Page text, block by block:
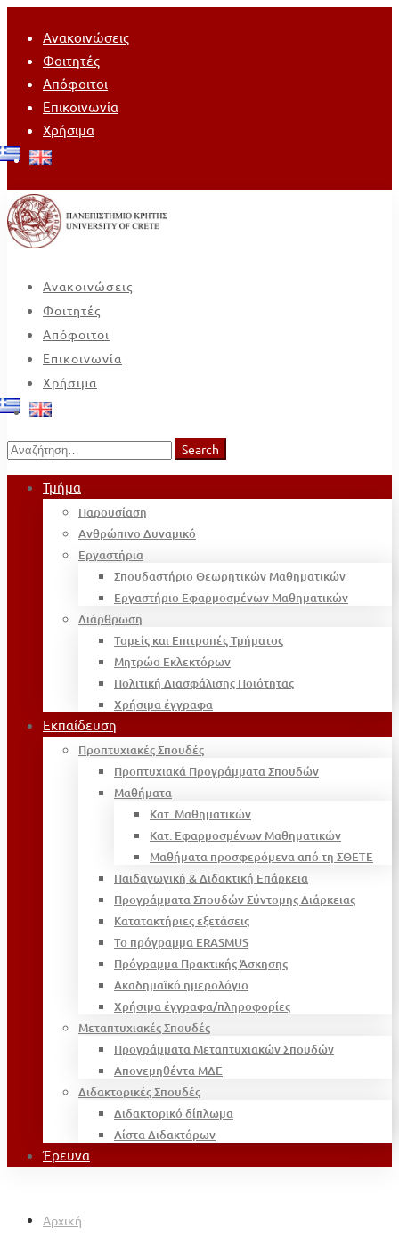
Ανακοινώσεις
Φοιτητές
Απόφοιτοι
Επικοινωνία
Χρήσιμα
Ανακοινώσεις
Φοιτητές
Απόφοιτοι
Επικοινωνία
Χρήσιμα
Search
for:
Search
Τμήμα
Παρουσίαση
Ανθρώπινο Δυναμικό
Εργαστήρια
Σπουδαστήριο Θεωρητικών Μαθηματικών
Εργαστήριο Εφαρμοσμένων Μαθηματικών
Διάρθρωση
Τομείς και Επιτροπές Τμήματος
Μητρώο Εκλεκτόρων
Πολιτική Διασφάλισης Ποιότητας
Χρήσιμα έγγραφα
Εκπαίδευση
Προπτυχιακές Σπουδές
Προπτυχιακά Προγράμματα Σπουδών
Μαθήματα
Κατ. Μαθηματικών
Κατ. Εφαρμοσμένων Μαθηματικών
Μαθήματα προσφερόμενα από τη ΣΘΕΤΕ
Παιδαγωγική & Διδακτική Επάρκεια
Προγράμματα Σπουδών Σύντομης Διάρκειας
Κατατακτήριες εξετάσεις
Το πρόγραμμα ERASMUS
Πρόγραμμα Πρακτικής Άσκησης
Ακαδημαϊκό ημερολόγιο
Χρήσιμα έγγραφα/πληροφορίες
Μεταπτυχιακές Σπουδές
Προγράμματα Μεταπτυχιακών Σπουδών
Απονεμηθέντα ΜΔΕ
Διδακτορικές Σπουδές
Διδακτορικό δίπλωμα
Λίστα Διδακτόρων
Έρευνα
Αρχική